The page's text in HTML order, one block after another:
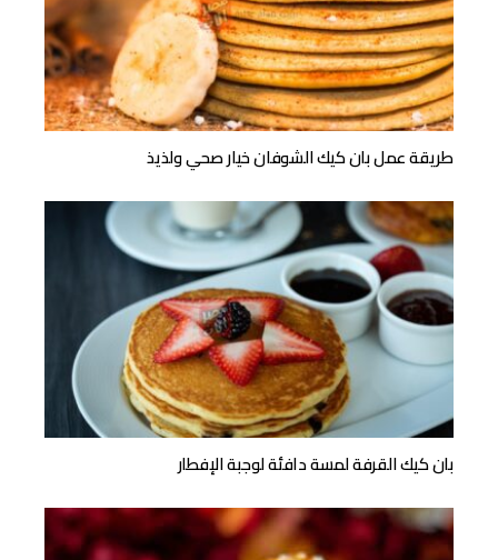
طريقة عمل بان كيك الشوفان خيار صحي ولذيذ
بان كيك القرفة لمسة دافئة لوجبة الإفطار